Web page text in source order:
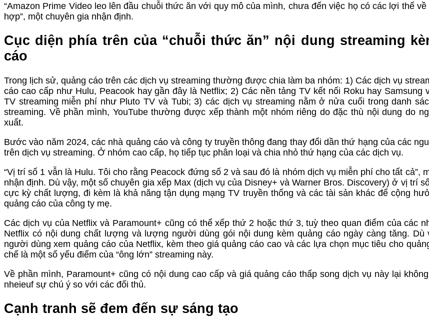
“Amazon Prime Video leo lên đầu chuỗi thức ăn với quy mô của mình, chưa đến việc họ có các lợi thế
hợp”, một chuyên gia nhận định.
Cục diện phía trên của “chuỗi thức ăn” nội dung streaming
cáo
Trong lịch sử, quảng cáo trên các dịch vụ streaming thường được chia làm ba nhóm: 1) Các dịch vụ
cáo cao cấp như Hulu, Peacook hay gần đây là Netflix; 2) Các nền tảng TV kết nối Roku hay Samsung
TV streaming miễn phí như Pluto TV và Tubi; 3) các dịch vụ streaming nằm ở nửa cuối trong danh
streaming. Về phần mình, YouTube thường được xếp thành một nhóm riêng do đặc thù nội dung do
xuất.
Bước vào năm 2024, các nhà quảng cáo và công ty truyền thông đang thay đổi dần thứ hạng của các
trên dịch vụ streaming. Ở nhóm cao cấp, họ tiếp tục phân loại và chia nhỏ thứ hạng của các dịch vụ.
“Vị trí số 1 vẫn là Hulu. Tôi cho rằng Peacock đứng số 2 và sau đó là nhóm dịch vụ miễn phí cho tất cả”,
nhận định. Dù vậy, một số chuyên gia xếp Max (dịch vụ của Disney+ và Warner Bros. Discovery) ở vị trí
cực kỳ chất lượng, đi kèm là khả năng tận dụng mạng TV truyền thống và các tài sản khác để cộng
quảng cáo của công ty mẹ.
Các dịch vụ của Netflix và Paramount+ cũng có thể xếp thứ 2 hoặc thứ 3, tuỳ theo quan điểm của các
Netflix có nội dung chất lượng và lượng người dùng gói nội dung kèm quảng cáo ngày càng tăng. Dù
người dùng xem quảng cáo của Netflix, kèm theo giá quảng cáo cao và các lựa chọn mục tiêu cho
chế là một số yếu điểm của “ông lớn” streaming này.
Về phần mình, Paramount+ cũng có nội dung cao cấp và giá quảng cáo thấp song dịch vụ này lại
nheieuf sự chú ý so với các đối thủ.
Cạnh tranh sẽ đem đến sự sáng tạo